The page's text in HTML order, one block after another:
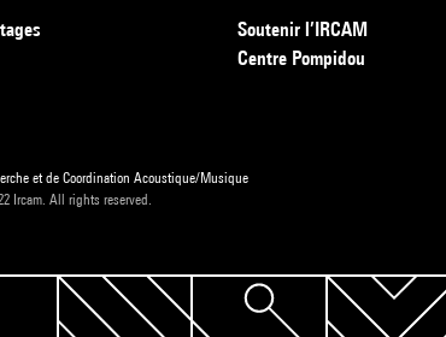
Soutenir l’IRCAM
Centre Pompidou
et de Coordination Acoustique/Musique
Ircam. All rights reserved.